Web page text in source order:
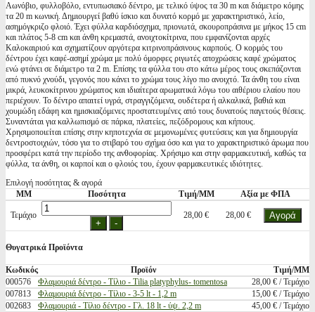
Αωνόβιο, φυλλοβόλο, εντυπωσιακό δέντρο, με τελικό ύψος τα 30 m και διάμετρο κόμης
τα 20 m κωνική. Δημιουργεί βαθύ ίσκιο και δυνατό κορμό με χαρακτηριστικό, λείο,
ασημόγκριζο φλοιό. Έχει φύλλα καρδιόσχημα, πριονωτά, σκουροπράσινα με μήκος 15 cm
και πλάτος 5-8 cm και άνθη κρεμαστά, ανοιχτοκίτρινα, που εμφανίζονται αρχές
Καλοκαιριού και σχηματίζουν αργότερα κιτρινοπράσινους καρπούς. Ο κορμός του
δέντρου έχει καφέ-ασημί χρώμα με πολύ όμορφες ριγωτές αποχρώσεις καφέ χρώματος
ενώ φτάνει σε διάμετρο τα 2 m. Επίσης τα φύλλα του στο κάτω μέρος τους σκεπάζονται
από πυκνό χνούδι, γεγονός που κάνει το χρώμα τους λίγο πιο ανοιχτό. Τα άνθη του είναι
μικρά, λευκοκίτρινου χρώματος και ιδιαίτερα αρωματικά λόγω του αιθέριου ελαίου που
περιέχουν. Το δέντρο απαιτεί υγρά, στραγγιζόμενα, ουδέτερα ή αλκαλικά, βαθιά και
χουμώδη εδάφη και ημισκιαζόμενες προστατευμένες από τους δυνατούς παγετούς θέσεις.
Συναντάται για καλλωπισμό σε πάρκα, πλατείες, πεζόδρομους και κήπους.
Χρησιμοποιείται επίσης στην κηποτεχνία σε μεμονωμένες φυτεύσεις και για δημιουργία
δεντροστοιχιών, τόσο για το στιβαρό του σχήμα όσο και για το χαρακτηριστικό άρωμα που
προσφέρει κατά την περίοδο της ανθοφορίας. Χρήσιμο και στην φαρμακευτική, καθώς τα
φύλλα, τα άνθη, οι καρποί και ο φλοιός του, έχουν φαρμακευτικές ιδιότητες.
Επιλογή ποσότητας & αγορά
ΜΜ
Ποσότητα Τιμή/ΜΜ Αξία με ΦΠΑ
Τεμάχιο 28,00 € 28,00 €
Θυγατρικά Προϊόντα
Κωδικός Προϊόν
Τιμή/ΜΜ
000576
Φλαμουριά δέντρο - Τίλιο - Tilia platyphylus- tomentosa
28,00 € / Τεμάχιο
007813
Φλαμουριά δέντρο - Τίλιο - 3-5 lt - 1,2 m
15,00 € / Τεμάχιο
002683
Φλαμουριά - Τίλιο δέντρο - Γλ. 18 lt - ύψ. 2,2 m
45,00 € / Τεμάχιο